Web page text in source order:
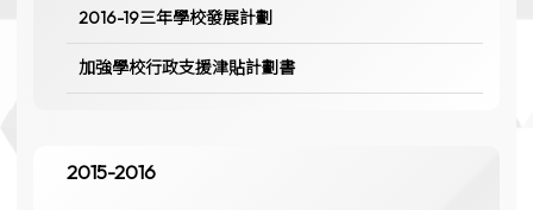
2016-19三年學校發展計劃
加強學校行政支援津貼計劃書
2015-2016